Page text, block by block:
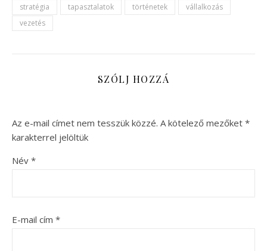
stratégia
tapasztalatok történetek
vállalkozás
vezetés
SZÓLJ HOZZÁ
Az e-mail címet nem tesszük közzé. A kötelező mezőket *
karakterrel jelöltük
Név *
E-mail cím *